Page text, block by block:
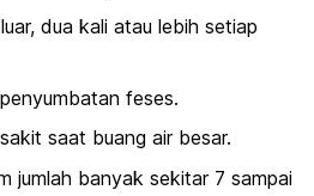
dua kali atau lebih setiap
feses.
saat buang air besar.
jumlah banyak sekitar 7 sampai